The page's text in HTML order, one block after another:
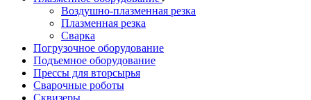
Воздушно-плазменная резка
Плазменная резка
Сварка
Погрузочное оборудование
Подъемное оборудование
Прессы для вторсырья
Сварочные роботы
Сквизеры